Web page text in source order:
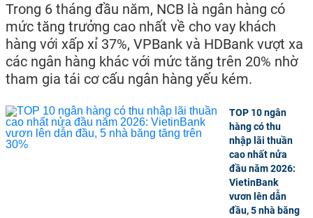
Trong 6 tháng đầu năm, NCB là ngân hàng có
mức tăng trưởng cao nhất về cho vay khách
hàng với xấp xỉ 37%, VPBank và HDBank vượt xa
các ngân hàng khác với mức tăng trên 20% nhờ
tham gia tái cơ cấu ngân hàng yếu kém.
TOP 10 ngân
hàng có thu
nhập lãi thuần
cao nhất nửa
đầu năm 2026:
VietinBank
vươn lên dẫn
đầu, 5 nhà băng